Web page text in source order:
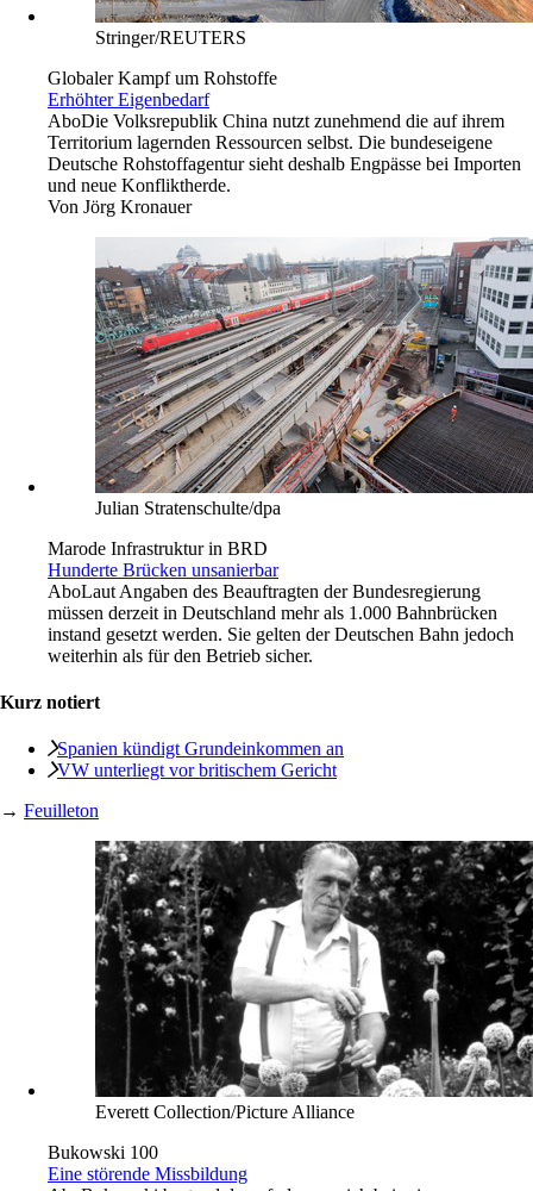
Stringer/REUTERS
Globaler Kampf um Rohstoffe
Erhöhter Eigenbedarf
AboDie Volksrepublik China nutzt zunehmend die auf ihrem
Territorium lagernden Ressourcen selbst. Die bundeseigene
Deutsche Rohstoffagentur sieht deshalb Engpässe bei Importen
und neue Konfliktherde.
Von Jörg Kronauer
Julian Stratenschulte/dpa
Marode Infrastruktur in BRD
Hunderte Brücken unsanierbar
AboLaut Angaben des Beauftragten der Bundesregierung
müssen derzeit in Deutschland mehr als 1.000 Bahnbrücken
instand gesetzt werden. Sie gelten der Deutschen Bahn jedoch
weiterhin als für den Betrieb sicher.
Kurz notiert
Spanien kündigt Grundeinkommen an
VW unterliegt vor britischem Gericht
→ Feuilleton
Everett Collection/Picture Alliance
Bukowski 100
Eine störende Missbildung